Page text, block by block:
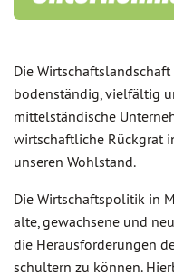
Die
bodenständig, vielfältig
mittelständische
wirtschaftliche Rückgrat
unseren Wohlstand.
Die Wirtschaftspolitik in
alte, gewachsene und
die Herausforderungen
schultern zu können.